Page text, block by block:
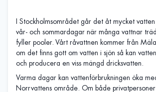
I Stockholmsområdet går det åt mycket
vår- och sommardagar när många vattnar
fyller pooler. Vårt råvattnen kommer från
om det finns gott om vatten i sjön så kan
och producera en viss mängd dricksvatten.
Varma dagar kan vattenförbrukningen öka
Norrvattens område. Om både